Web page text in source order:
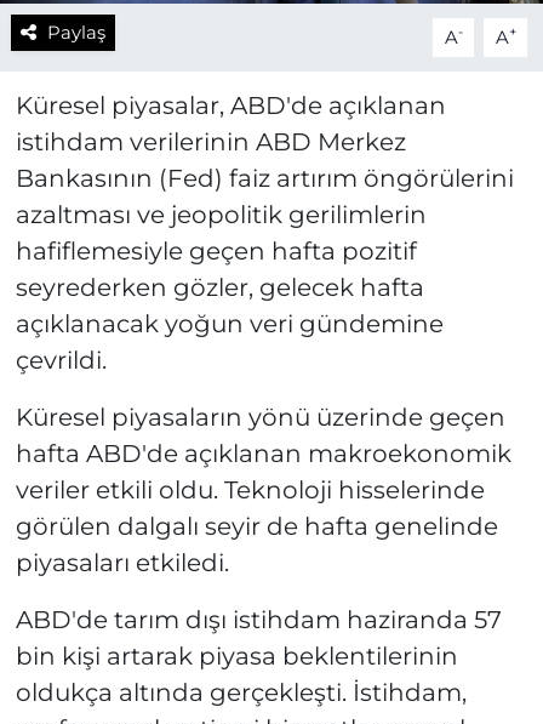
Paylaş A- A+
Küresel piyasalar, ABD'de açıklanan
istihdam verilerinin ABD Merkez
Bankasının (Fed) faiz artırım öngörülerini
azaltması ve jeopolitik gerilimlerin
hafiflemesiyle geçen hafta pozitif
seyrederken gözler, gelecek hafta
açıklanacak yoğun veri gündemine
çevrildi.
Küresel piyasaların yönü üzerinde geçen
hafta ABD'de açıklanan makroekonomik
veriler etkili oldu. Teknoloji hisselerinde
görülen dalgalı seyir de hafta genelinde
piyasaları etkiledi.
ABD'de tarım dışı istihdam haziranda 57
bin kişi artarak piyasa beklentilerinin
oldukça altında gerçekleşti. İstihdam,